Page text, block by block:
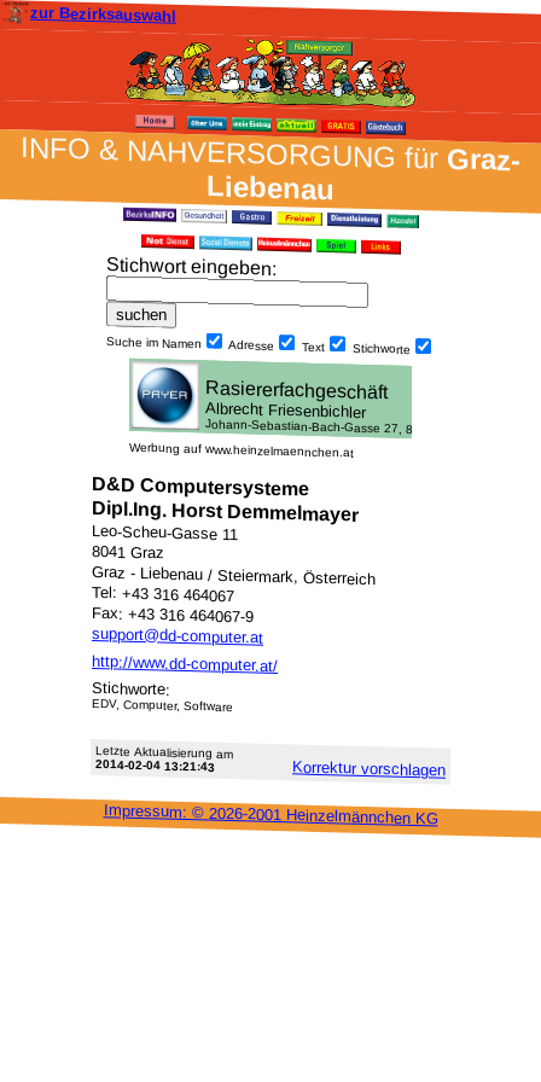
zur Bezirksauswahl
INFO & NAH­VER­SORG­UNG fürGraz-
Liebenau
Stich­wort ein­geben:
Suche im Namen Adresse Text Stich­worte
Werbung auf www.heinzelmaennchen.at
D&D Computersysteme
Dipl.Ing. Horst Demmelmayer
Leo-Scheu-Gasse 11
8041 Graz
Graz - Liebenau / Steiermark, Österreich
Tel: +43 316 464067
Fax: +43 316 464067-9
support@dd-computer.at
http://www.dd-computer.at/
Stichworte:
EDV, Computer, Software
Letzte Aktu­alisie­rung am
2014-02-04 13:21:43 Korrektur vor­schlagen
Impressum: © 2026-2001 Heinzel­männchen KG